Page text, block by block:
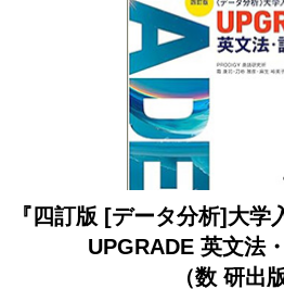
『四訂版 [データ分析]大学
UPGRADE 英文法
（数 研出版